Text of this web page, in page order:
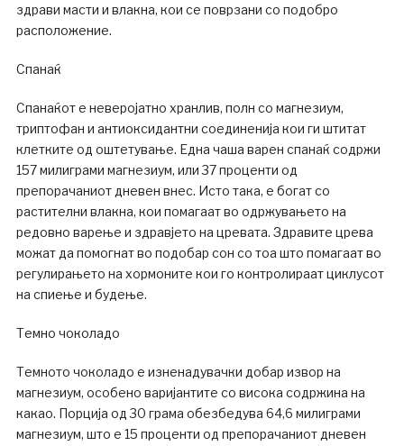
здрави масти и влакна, кои се поврзани со подобро
расположение.
Спанаќ
Спанаќот е неверојатно хранлив, полн со магнезиум,
триптофан и антиоксидантни соединенија кои ги штитат
клетките од оштетување. Една чаша варен спанаќ содржи
157 милиграми магнезиум, или 37 проценти од
препорачаниот дневен внес. Исто така, е богат со
растителни влакна, кои помагаат во одржувањето на
редовно варење и здравјето на цревата. Здравите црева
можат да помогнат во подобар сон со тоа што помагаат во
регулирањето на хормоните кои го контролираат циклусот
на спиење и будење.
Темно чоколадо
Темното чоколадо е изненадувачки добар извор на
магнезиум, особено варијантите со висока содржина на
какао. Порција од 30 грама обезбедува 64,6 милиграми
магнезиум, што е 15 проценти од препорачаниот дневен